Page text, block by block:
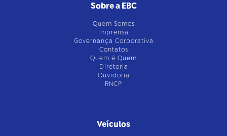
Sobre a EBC
Quem Somos
Imprensa
Governança Corporativa
Contatos
Quem é Quem
Diretoria
Ouvidoria
RNCP
Veículos